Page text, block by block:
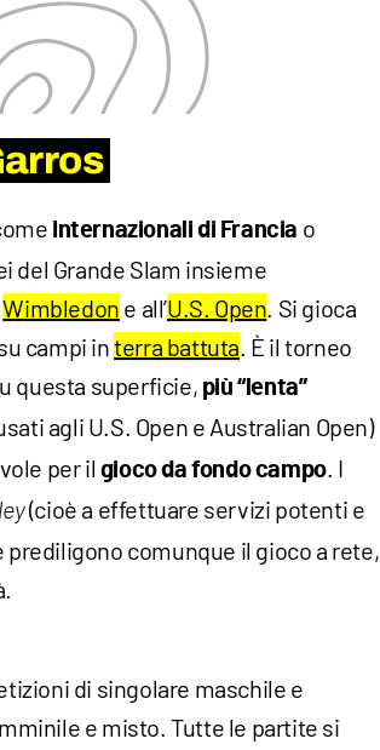
Internazionali di Francia o
del Grande Slam insieme
Wimbledon e all’U.S. Open. Si gioca
campi interra battuta. È il torneo
questa superficie, più “lenta”
agli U.S. Open e Australian Open)
per il gioco da fondo campo. I
(cioè a effettuare servizi potenti e
prediligono comunque il gioco a rete,
di singolare maschile e
e misto. Tutte le partite si